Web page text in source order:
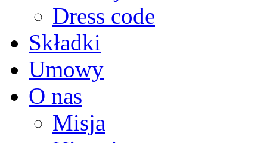
Dress code
Składki
Umowy
O nas
Misja